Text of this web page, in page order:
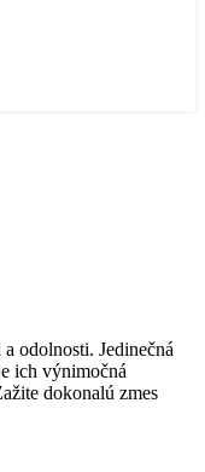
odolnosti. Jedinečná
ich výnimočná
dokonalú zmes